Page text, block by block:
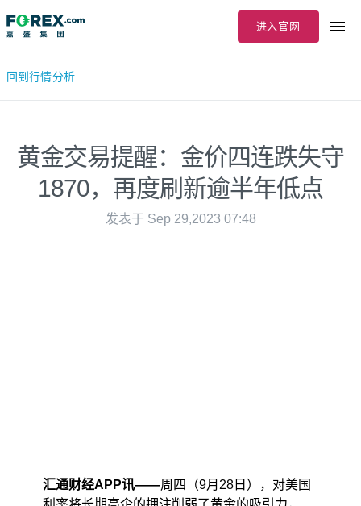
进入官网
回到行情分析
黄金交易提醒：金价四连跌失守
1870，再度刷新逾半年低点
发表于 Sep 29,2023 07:48
汇通财经APP讯——周四（9月28日），对美国